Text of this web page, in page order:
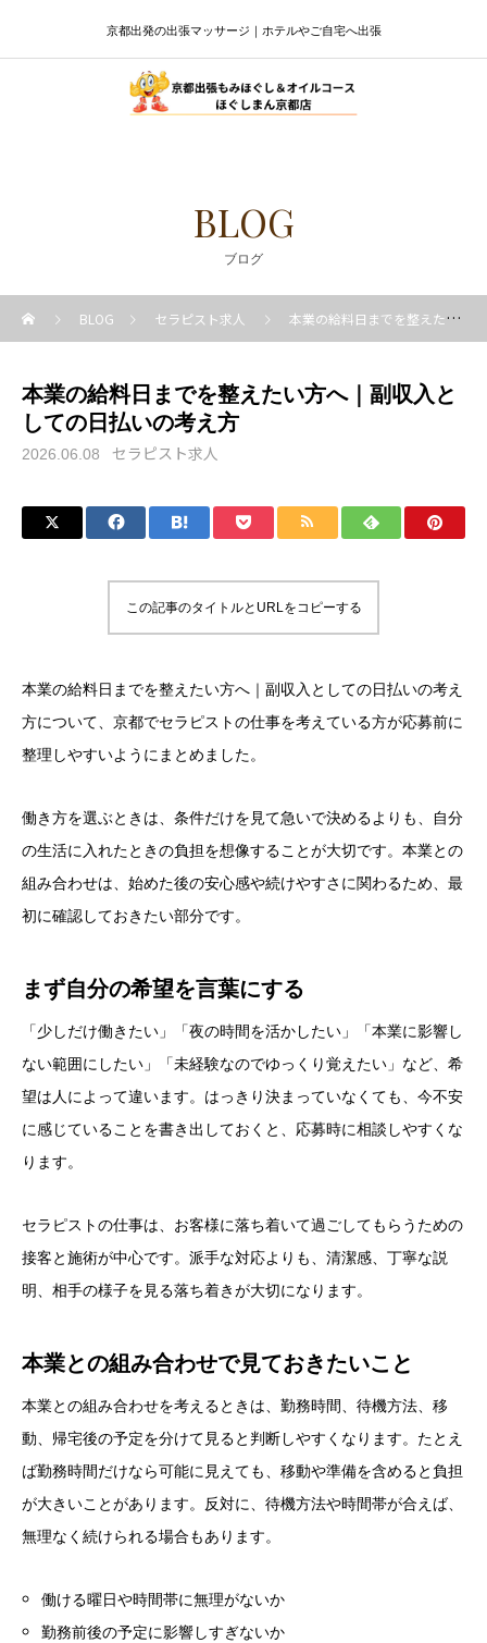
京都出発の出張マッサージ｜ホテルやご自宅へ出張
BLOG
ブログ
BLOG セラピスト求人 本業の給料日までを整えたい方へ｜副収入としての日払いの考え方
本業の給料日までを整えたい方へ｜副収入と
しての日払いの考え方
2026.06.08 セラピスト求人
この記事のタイトルとURLをコピーする
本業の給料日までを整えたい方へ｜副収入としての日払いの考え
方について、京都でセラピストの仕事を考えている方が応募前に
整理しやすいようにまとめました。
働き方を選ぶときは、条件だけを見て急いで決めるよりも、自分
の生活に入れたときの負担を想像することが大切です。本業との
組み合わせは、始めた後の安心感や続けやすさに関わるため、最
初に確認しておきたい部分です。
まず自分の希望を言葉にする
「少しだけ働きたい」「夜の時間を活かしたい」「本業に影響し
ない範囲にしたい」「未経験なのでゆっくり覚えたい」など、希
望は人によって違います。はっきり決まっていなくても、今不安
に感じていることを書き出しておくと、応募時に相談しやすくな
ります。
セラピストの仕事は、お客様に落ち着いて過ごしてもらうための
接客と施術が中心です。派手な対応よりも、清潔感、丁寧な説
明、相手の様子を見る落ち着きが大切になります。
本業との組み合わせで見ておきたいこと
本業との組み合わせを考えるときは、勤務時間、待機方法、移
動、帰宅後の予定を分けて見ると判断しやすくなります。たとえ
ば勤務時間だけなら可能に見えても、移動や準備を含めると負担
が大きいことがあります。反対に、待機方法や時間帯が合えば、
無理なく続けられる場合もあります。
働ける曜日や時間帯に無理がないか
勤務前後の予定に影響しすぎないか